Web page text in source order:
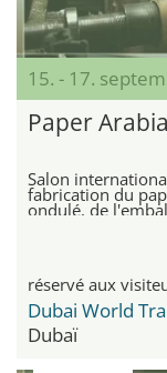
15. - 17.
Paper Arabia
Salon
fabrication du
ondulé, de
réservé aux
Dubai World
Dubaï